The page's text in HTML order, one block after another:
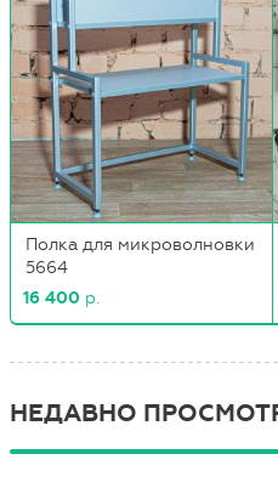
Полка для микроволновки
5664
16 400 р.
НЕДАВНО